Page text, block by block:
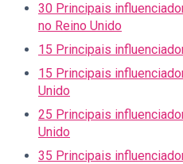
30 Principais
no Reino Unido
15 Principais
15 Principais
Unido
25 Principais
Unido
35 Principais